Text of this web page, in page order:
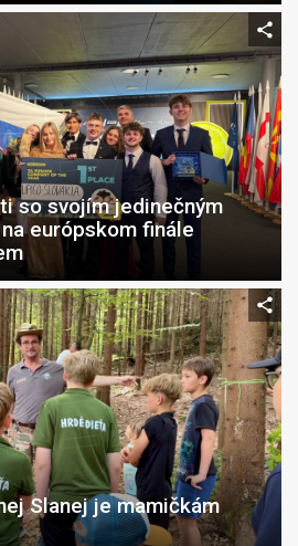
so svojím jedinečným
európskom finále
Slanej je mamičkám